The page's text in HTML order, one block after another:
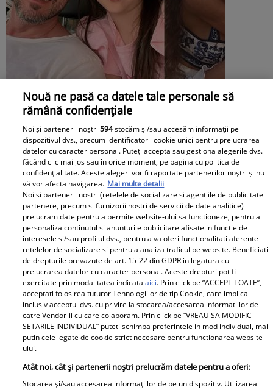
Ce pensie alimentară plătește Victor
Slav pentru Sofia, fiica lui și a Biancăi
Drăgușanu: „Eu nu știu ce salariu are el,
dar cred că ar putea să facă mai mult
pentru copilul lui”
Nouă ne pasă ca datele tale personale să
rămână confidențiale
Noi și partenerii noștri594stocăm și/sau accesăm informații pe
dispozitivul dvs., precum identificatorii cookie unici pentru prelucrarea
datelor cu caracter personal. Puteți accepta sau gestiona alegerile dvs.
făcând clic mai jos sau în orice moment, pe pagina cu politica de
confidențialitate. Aceste alegeri vor fi raportate partenerilor noștri și nu
vă vor afecta navigarea. Mai multe detalii
Noi si partenerii nostri (retelele de socializare si agentiile de publicitate
partenere, precum si furnizorii nostri de servicii de date analitice)
prelucram date pentru a permite website-ului sa functioneze, pentru a
personaliza continutul si anunturile publicitare afisate in functie de
interesele si/sau profilul dvs., pentru a va oferi functionalitati aferente
retelelor de socializare si pentru a analiza traficul pe website. Beneficiati
de drepturile prevazute de art. 15-22 din GDPR in legatura cu
prelucrarea datelor cu caracter personal. Aceste drepturi pot fi
exercitate prin modalitatea indicataaici. Prin click pe “ACCEPT TOATE”,
acceptati folosirea tuturor Tehnologiilor de tip Cookie, care implica
inclusiv acceptul dvs. cu privire la stocarea/accesarea informatiilor de
catre Vendor-ii cu care colaboram. Prin click pe “VREAU SA MODIFIC
SETARILE INDIVIDUAL” puteti schimba preferintele in mod individual, mai
putin cele legate de cookie strict necesare pentru functionarea website-
ului.
Atât noi, cât și partenerii noștri prelucrăm datele pentru a oferi:
Stocarea și/sau accesarea informațiilor de pe un dispozitiv. Utilizarea